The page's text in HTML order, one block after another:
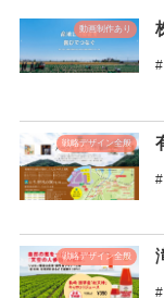
動画制作あり
戦略デザイン全般
戦略デザイン全般